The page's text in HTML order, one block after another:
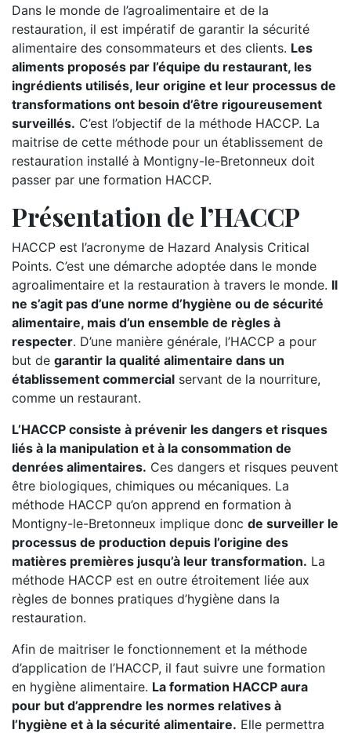
Dans le monde de l’agroalimentaire et de la
restauration, il est impératif de garantir la sécurité
alimentaire des consommateurs et des clients. Les
aliments proposés par l’équipe du restaurant, les
ingrédients utilisés, leur origine et leur processus de
transformations ont besoin d’être rigoureusement
surveillés. C’est l’objectif de la méthode HACCP. La
maitrise de cette méthode pour un établissement de
restauration installé à Montigny-le-Bretonneux doit
passer par une formation HACCP.
Présentation de l’HACCP
HACCP est l’acronyme de Hazard Analysis Critical
Points. C’est une démarche adoptée dans le monde
agroalimentaire et la restauration à travers le monde. Il
ne s’agit pas d’une norme d’hygiène ou de sécurité
alimentaire, mais d’un ensemble de règles à
respecter. D’une manière générale, l’HACCP a pour
but de garantir la qualité alimentaire dans un
établissement commercial servant de la nourriture,
comme un restaurant.
L’HACCP consiste à prévenir les dangers et risques
liés à la manipulation et à la consommation de
denrées alimentaires. Ces dangers et risques peuvent
être biologiques, chimiques ou mécaniques. La
méthode HACCP qu’on apprend en formation à
Montigny-le-Bretonneux implique donc de surveiller le
processus de production depuis l’origine des
matières premières jusqu’à leur transformation. La
méthode HACCP est en outre étroitement liée aux
règles de bonnes pratiques d’hygiène dans la
restauration.
Afin de maitriser le fonctionnement et la méthode
d’application de l’HACCP, il faut suivre une formation
en hygiène alimentaire. La formation HACCP aura
pour but d’apprendre les normes relatives à
l’hygiène et à la sécurité alimentaire. Elle permettra